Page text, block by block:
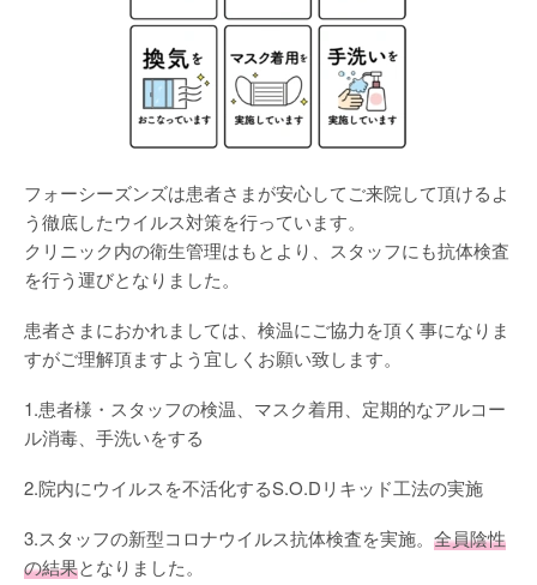
フォーシーズンズは患者さまが安心してご来院して頂けるよ
う徹底したウイルス対策を行っています。
クリニック内の衛生管理はもとより、スタッフにも抗体検査
を行う運びとなりました。
患者さまにおかれましては、検温にご協力を頂く事になりま
すがご理解頂ますよう宜しくお願い致します。
1.患者様・スタッフの検温、マスク着用、定期的なアルコー
ル消毒、手洗いをする
2.院内にウイルスを不活化するS.O.Dリキッド工法の実施
3.スタッフの新型コロナウイルス抗体検査を実施。 全員陰性
の結果となりました。